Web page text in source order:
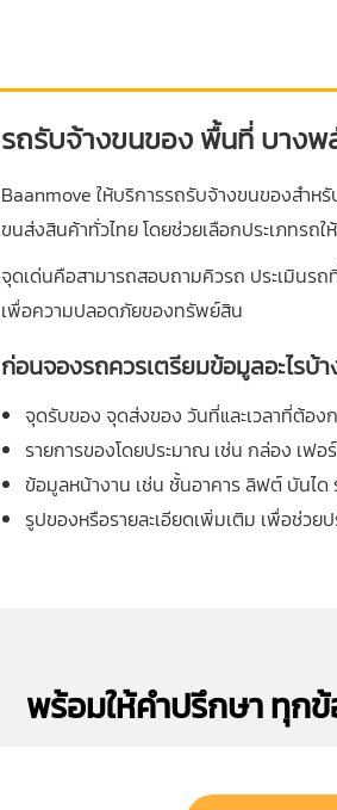
รถรับจ้างขนของ พื้นที่ บาง
Baanmove ให้บริการรถรับจ้างขนของสำ
ขนส่งสินค้าทั่วไทย โดยช่วยเลือกประเภทรถใ
จุดเด่นคือสามารถสอบถามคิวรถ ประเมินรถ
เพื่อความปลอดภัยของทรัพย์สิน
ก่อนจองรถควรเตรียมข้อมูลอะไรบ้า
จุดรับของ จุดส่งของ วันที่และเวลาที่ต้อง
รายการของโดยประมาณ เช่น กล่อง เฟ
ข้อมูลหน้างาน เช่น ชั้นอาคาร ลิฟต์ บันได
รูปของหรือรายละเอียดเพิ่มเติม เพื่อช่วย
พร้อมให้คำปรึกษา ทุก